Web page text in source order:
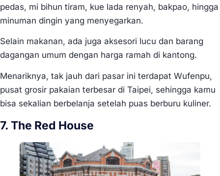
pedas, mi bihun tiram, kue lada renyah, bakpao, hingga
minuman dingin yang menyegarkan.
Selain makanan, ada juga aksesori lucu dan barang
dagangan umum dengan harga ramah di kantong.
Menariknya, tak jauh dari pasar ini terdapat Wufenpu,
pusat grosir pakaian terbesar di Taipei, sehingga kamu
bisa sekalian berbelanja setelah puas berburu kuliner.
7. The Red House